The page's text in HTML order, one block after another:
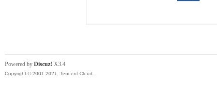
Powered by Discuz! X3.4
Copyright © 2001-2021, Tencent Cloud.